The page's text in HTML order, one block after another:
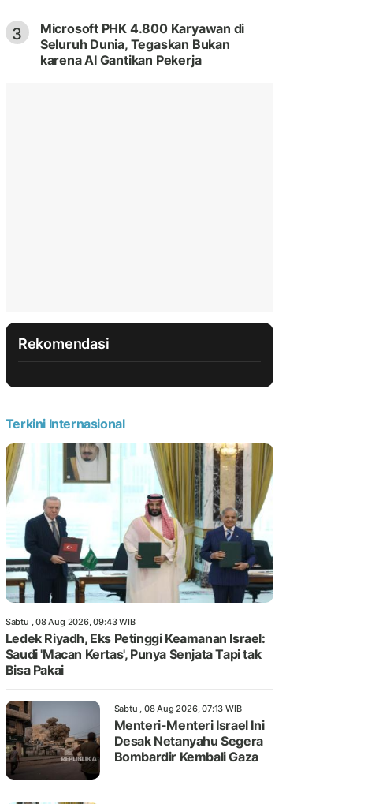
3
Microsoft PHK 4.800 Karyawan di
Seluruh Dunia, Tegaskan Bukan
karena AI Gantikan Pekerja
Rekomendasi
Terkini Internasional
Sabtu , 08 Aug 2026, 09:43 WIB
Ledek Riyadh, Eks Petinggi Keamanan Israel:
Saudi 'Macan Kertas', Punya Senjata Tapi tak
Bisa Pakai
Sabtu , 08 Aug 2026, 07:13 WIB
Menteri-Menteri Israel Ini
Desak Netanyahu Segera
Bombardir Kembali Gaza